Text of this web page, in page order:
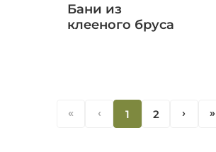
Бани из
клееного бруса
« ‹ 1 2 ‹ «